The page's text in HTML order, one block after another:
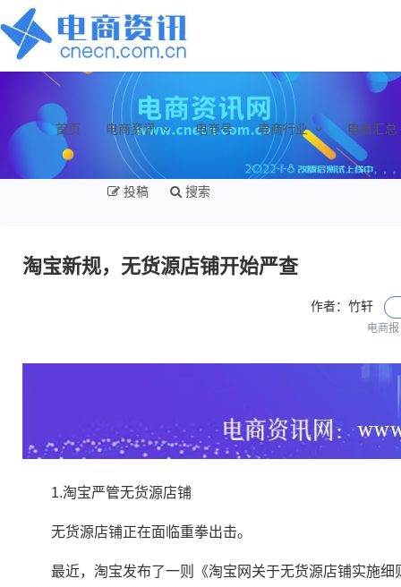
首页 电商资讯 电商号 电商行业 电商汇总
投稿 搜索
淘宝新规，无货源店铺开始严查
作者：竹轩
电商报
1.淘宝严管无货源店铺
无货源店铺正在面临重拳出击。
最近，淘宝发布了一则《淘宝网关于无货源店铺实施细